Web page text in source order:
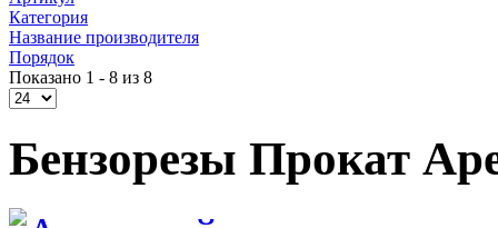
Категория
Название производителя
Порядок
Показано 1 - 8 из 8
Бензорезы Прокат